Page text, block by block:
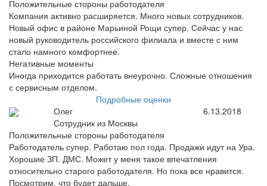
Положительные стороны работодателя
Компания активно расширяется. Много новых сотрудников.
Новый офис в районе Марьиной Рощи супер. Сейчас у нас
новый руководитель российского филиала и вместе с ним
стало намного комфортнее.
Негативные моменты
Иногда приходится работать внеурочно. Сложные отношения
с сервисным отделом.
Подробные оценки
Олег
Сотрудник из Москвы
6.13.2018
Положительные стороны работодателя
Работодатель супер. Работаю пол года. Продажи идут на Ура.
Хорошие ЗП. ДМС. Может у меня такое впечатления
относительно старого работодателя. Но пока все нравится.
Посмотрим, что будет дальше.